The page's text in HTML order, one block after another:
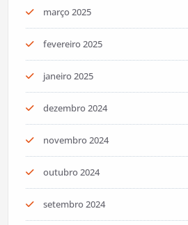
março 2025
fevereiro 2025
janeiro 2025
dezembro 2024
novembro 2024
outubro 2024
setembro 2024